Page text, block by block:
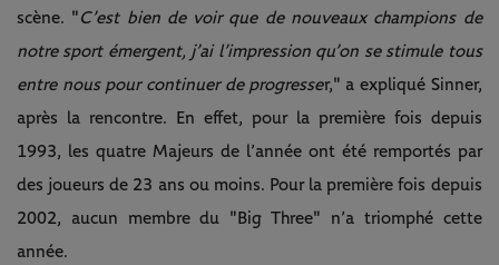
scène. "C’est bien de voir que de nouveaux champions de
notre sport émergent, j’ai l’impression qu’on se stimule tous
entre nous pour continuer de progresser," a expliqué Sinner,
après la rencontre. En effet, pour la première fois depuis
1993, les quatre Majeurs de l’année ont été remportés par
des joueurs de 23 ans ou moins. Pour la première fois depuis
2002, aucun membre du "Big Three" n’a triomphé cette
année.